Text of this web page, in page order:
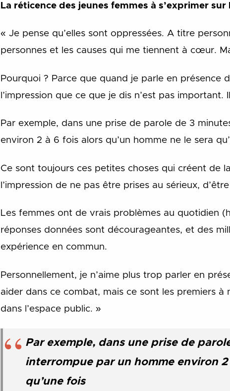
La réticence des jeunes femmes à s’exprimer
« Je pense qu’elles sont oppressées. A titre
personnes et les causes qui me tiennent à cœur.
Pourquoi ? Parce que quand je parle en présence
l’impression que ce que je dis n’est pas important.
Par exemple, dans une prise de parole de 3
environ 2 à 6 fois alors qu’un homme ne le sera
Ce sont toujours ces petites choses qui créent de
l’impression de ne pas être prises au sérieux,
Les femmes ont de vrais problèmes au quotidien
réponses données sont décourageantes, et des
expérience en commun.
Personnellement, je n’aime plus trop parler en
aider dans ce combat, mais ce sont les premiers
dans l’espace public. »
Par exemple, dans une prise de
interrompue par un homme environ 2
qu’une fois